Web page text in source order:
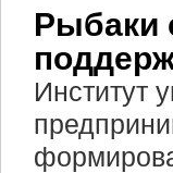
Рыбаки
Институт